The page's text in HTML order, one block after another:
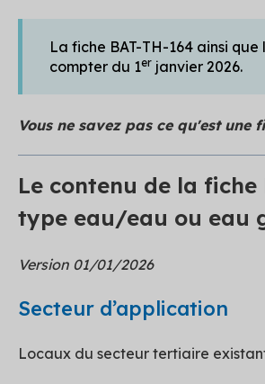
La fiche BAT-TH-164 ainsi que
compter du 1erjanvier 2026.
Vous ne savez pas ce qu'est une
Le contenu de la fiche
type eau/eau ou eau
Version 01/01/2026
Secteur d’application
Locaux du secteur tertiaire